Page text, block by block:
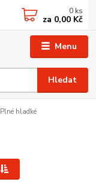
Menu
Hledat
0 ks
za 0,00 Kč
Plné hladké